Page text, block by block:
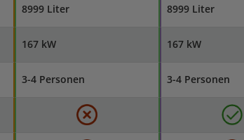
8999 Liter 8999 Liter
167 kW 167 kW
3-4 Personen 3-4 Personen